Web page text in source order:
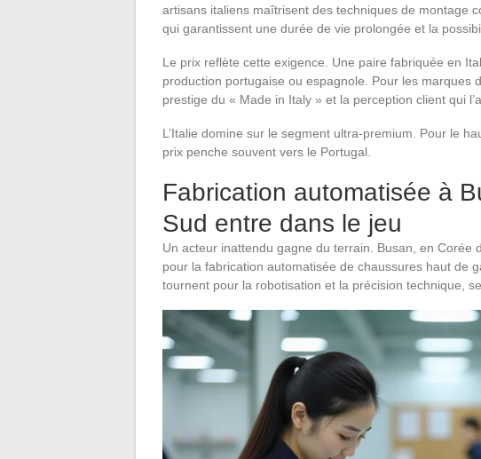
artisans italiens maîtrisent des techniques de montage
qui garantissent une durée de vie prolongée et la
Le prix reflète cette exigence. Une paire fabriquée en
production portugaise ou espagnole. Pour les marques
prestige du « Made in Italy » et la perception client qui
L’Italie domine sur le segment ultra-premium. Pour le
prix penche souvent vers le Portugal.
Fabrication automatisée à
Sud entre dans le jeu
Un acteur inattendu gagne du terrain. Busan, en Corée
pour la fabrication automatisée de chaussures haut de
tournent pour la robotisation et la précision technique,